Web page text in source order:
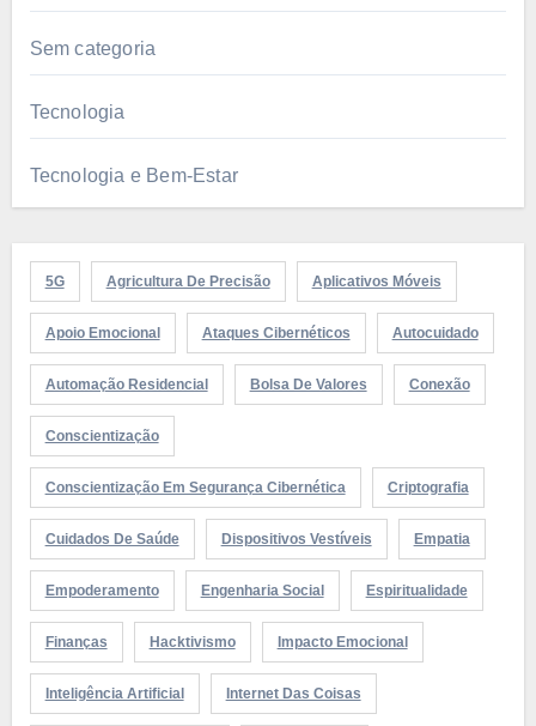
Sem categoria
Tecnologia
Tecnologia e Bem-Estar
5G Agricultura De Precisão Aplicativos Móveis
Apoio Emocional Ataques Cibernéticos Autocuidado
Automação Residencial Bolsa De Valores Conexão
Conscientização
Conscientização Em Segurança Cibernética Criptografia
Cuidados De Saúde Dispositivos Vestíveis Empatia
Empoderamento Engenharia Social Espiritualidade
Finanças Hacktivismo Impacto Emocional
Inteligência Artificial Internet Das Coisas